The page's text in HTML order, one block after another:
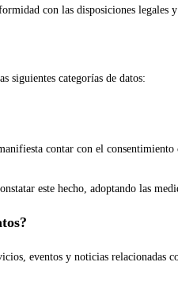
con las disposiciones legales
siguientes categorías de datos:
contar con el
este hecho, adoptando las
eventos y noticias relacionadas